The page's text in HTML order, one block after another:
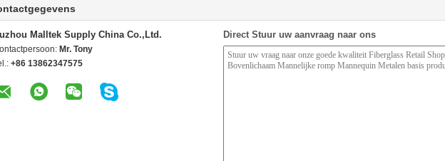
Malltek Supply China Co.,Ltd.
Mr. Tony
+86 13862347575
Direct Stuur uw aanvraag naar ons